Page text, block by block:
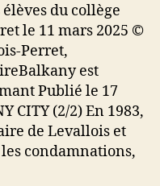
du collège
le 11 mars 2025 ©
Perret,
est
Publié le 17
CITY (2/2) En 1983,
de Levallois et
condamnations,